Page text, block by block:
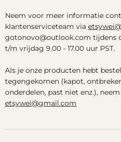
Neem voor meer informatie
klantenserviceteam via
gotonovo@outlook.com tijdens
t/m vrijdag 9.00 - 17.00 uur PST.
Als je onze producten hebt
tegengekomen (kapot,
onderdelen, past niet enz.),
etsywei@gmail.com